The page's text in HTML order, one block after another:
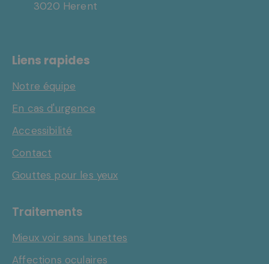
3020 Herent
Liens rapides
Notre équipe
En cas d'urgence
Accessibilité
Contact
Gouttes pour les yeux
Traitements
Mieux voir sans lunettes
Affections oculaires